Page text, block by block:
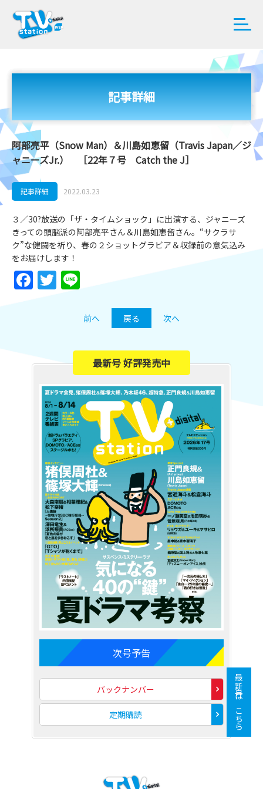
記事詳細
阿部亮平（Snow Man）＆川島如恵留（Travis Japan／ジ
ャニーズJr.） ［22年７号 Catch the J］
記事詳細 2022.03.23
３／30?放送の「ザ・タイムショック」に出演する、ジャニーズ
きっての頭脳派の阿部亮平さん＆川島如恵留さん。“サクラサ
ク”な健闘を祈り、春の２ショットグラビア＆収録前の意気込み
をお届けします！
Facebook
Twitter
前へ 戻る 次へ
最新号 好評発売中
次号予告
バックナンバー
定期購読 最新号はこちら